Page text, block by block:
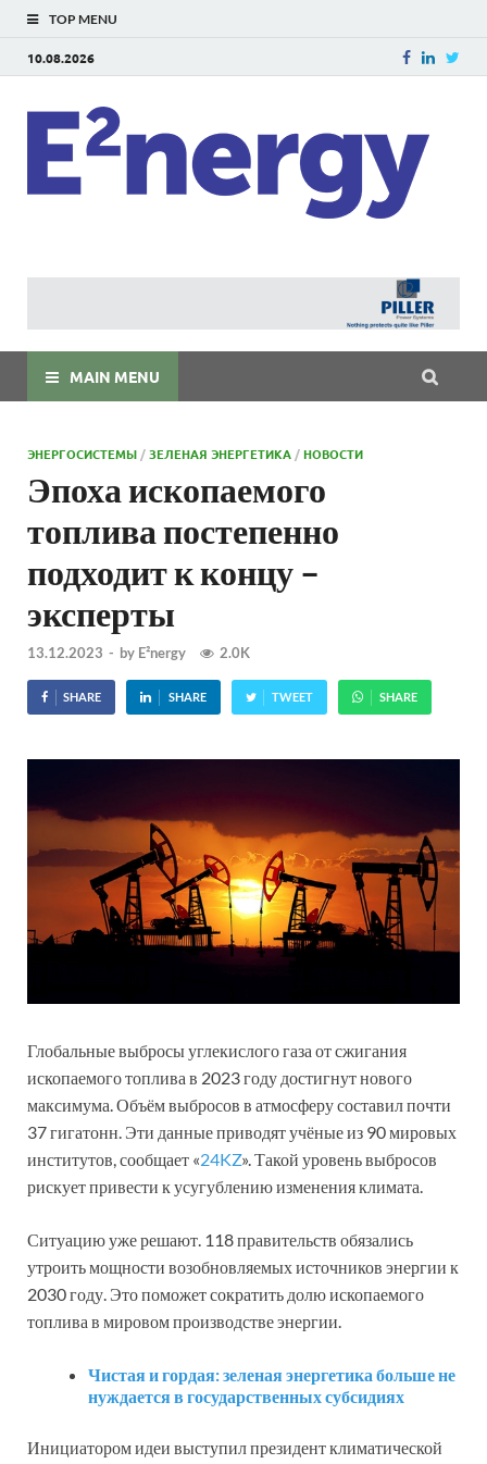
TOP MENU
10.08.2026
MAIN MENU
ЭНЕРГОСИСТЕМЫ /ЗЕЛЕНАЯ ЭНЕРГЕТИКА /НОВОСТИ
Эпоха ископаемого
топлива постепенно
подходит к концу –
эксперты
13.12.2023 - by E²nergy 2.0K
SHARE SHARE TWEET SHARE
Глобальные выбросы углекислого газа от сжигания
ископаемого топлива в 2023 году достигнут нового
максимума. Объём выбросов в атмосферу составил почти
37 гигатонн. Эти данные приводят учёные из 90 мировых
институтов, сообщает «24KZ». Такой уровень выбросов
рискует привести к усугублению изменения климата.
Ситуацию уже решают. 118 правительств обязались
утроить мощности возобновляемых источников энергии к
2030 году. Это поможет сократить долю ископаемого
топлива в мировом производстве энергии.
Чистая и гордая: зеленая энергетика больше не
нуждается в государственных субсидиях
Инициатором идеи выступил президент климатической